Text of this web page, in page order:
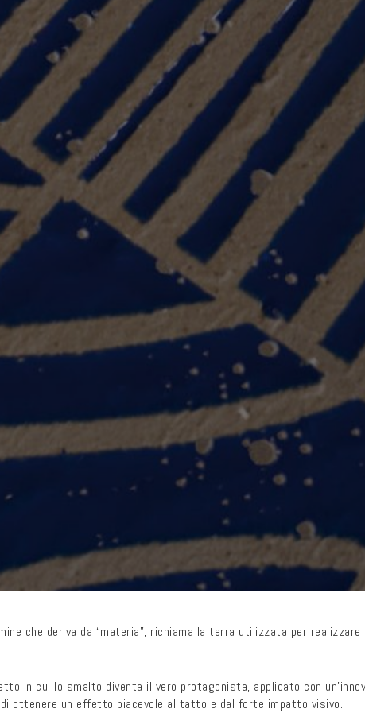
che deriva da “materia”, richiama la terra utilizzata per
in cui lo smalto diventa il vero protagonista, applicato con
ottenere un effetto piacevole al tatto e dal forte impatto visivo.